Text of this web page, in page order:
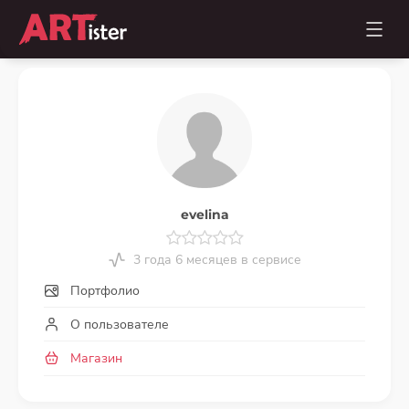
evelina
3 года 6 месяцев в сервисе
Портфолио
О пользователе
Магазин